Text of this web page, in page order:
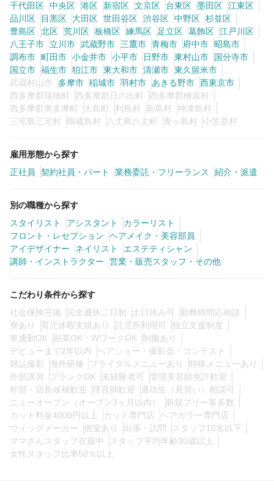
検索する
千代田区 中央区 港区 新宿区 文京区 台東区 墨田区 江東区
品川区
目黒区 大田区 世田谷区 渋谷区 中野区 杉並区
豊島区 北区 荒川区 板橋区 練馬区 足立区 葛飾区 江戸川区
八王子市
立川市 武蔵野市 三鷹市 青梅市 府中市
昭島市
調布市 町田市 小金井市 小平市 日野市 東村山市
国分寺市
国立市 福生市 狛江市 東大和市 清瀬市 東久留米市
武蔵村山市
多摩市 稲城市 羽村市 あきる野市 西東京市
西多摩郡瑞穂町
西多摩郡日の出町
西多摩郡檜原村
西多摩郡奥多摩町
大島町 利島村 新島村
神津島村
三宅島三宅村
御蔵島村 八丈島八丈町 青ヶ島村 小笠原村
雇用形態から探す
正社員
契約社員・パート 業務委託・フリーランス 紹介・派遣
別の職種から探す
スタイリスト
アシスタント
カラーリスト
フロント・レセプション
ヘアメイク・美容部員
アイデザイナー
ネイリスト
エステティシャン
講師・インストラクター
営業・販売スタッフ・その他
こだわり条件から探す
社会保険完備
完全週休二日制 土日休み可
勤務時間応相談
寮あり
育児休暇実績あり 託児所利用可
独立支援制度
車通勤OK
副業OK・WワークOK 制服あり
デビューまで2年以内
ヘアショー・撮影会・コンテスト
雑誌撮影
海外研修 ブライダルメニューあり
特殊メニューあり
外部講習
ブランクOK 未経験者可
管理美容師免許歓迎
幹部・店長候補歓迎
理容師歓迎
通信生（見習い）相談可
ニューオープン（オープン3ヶ月以内）
新規フリー客多数
カット料金4000円以上
カット専門店
ヘアカラー専門店
ウィッグメーカー
個室あり 出張・訪問
スタッフ10名以下
ママさんスタッフ在籍中
スタッフ平均年齢30歳以上
女性スタッフ比率50％以上